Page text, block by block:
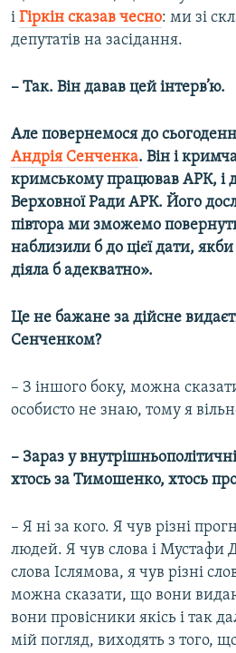
і Гіркін сказав чесно: ми зі
депутатів на засідання.
– Так. Він давав цей інтерв’ю.
Але повернемося до
Андрія Сенченка. Він і
кримському працював АРК, і
Верховної Ради АРК. Його
півтора ми зможемо
наблизили б до цієї дати,
діяла б адекватно».
Це не бажане за дійсне
Сенченком?
– З іншого боку, можна
особисто не знаю, тому я
– Зараз у
хтось за Тимошенко, хтось
– Я ні за кого. Я чув різні
людей. Я чув слова і Мустафи
слова Іслямова, я чув різні
можна сказати, що вони
вони провісники якісь і так
мій погляд, виходять з того,